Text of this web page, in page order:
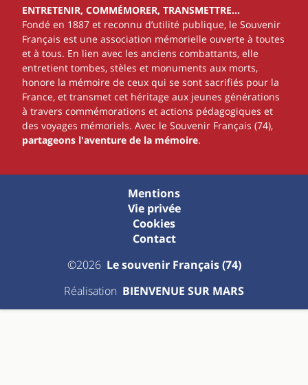
ENTRETENIR, COMMÉMORER, TRANSMETTRE…
Fondé en 1887 et reconnu d’utilité publique, le Souvenir
Français est une association mémorielle ouverte à toutes
et à tous. En lien avec les anciens combattants, elle
entretient tombes, stèles et monuments aux morts,
honore la mémoire de ceux qui se sont sacrifiés pour la
France, et transmet cet héritage aux jeunes générations
à travers commémorations et actions pédagogiques et
des voyages mémoriels. Avec le Souvenir Français (74),
partageons l'aventure de la mémoire.
©2026 Le souvenir Français (74)
Mentions
Vie privée
Cookies
Contact
Réalisation BIENVENUE SUR MARS